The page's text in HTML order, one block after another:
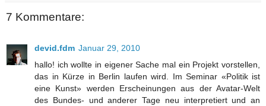
7 Kommentare:
devid.fdm Januar 29, 2010
hallo! ich wollte in eigener Sache mal ein Projekt vorstellen,
das in Kürze in Berlin laufen wird. Im Seminar «Politik ist
eine Kunst» werden Erscheinungen aus der Avatar-Welt
des Bundes- und anderer Tage neu interpretiert und an